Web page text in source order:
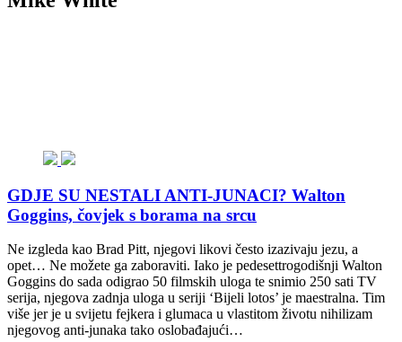
GDJE SU NESTALI ANTI-JUNACI? Walton
Goggins, čovjek s borama na srcu
Ne izgleda kao Brad Pitt, njegovi likovi često izazivaju jezu, a
opet… Ne možete ga zaboraviti. Iako je pedesettrogodišnji Walton
Goggins do sada odigrao 50 filmskih uloga te snimio 250 sati TV
serija, njegova zadnja uloga u seriji ‘Bijeli lotos’ je maestralna. Tim
više jer je u svijetu fejkera i glumaca u vlastitom životu nihilizam
njegovog anti-junaka tako oslobađajući…